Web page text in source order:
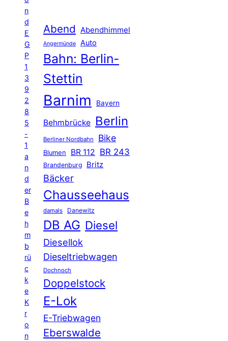
n
d
E
G
P
1
3
9
2
8
5
-
1
a
n
d
er
B
e
h
m
b
rü
c
k
e
K
r
o
n
Abend Abendhimmel
Angermünde Auto
Bahn: Berlin-
Stettin
Barnim Bayern
Behmbrücke Berlin
Berliner Nordbahn Bike
Blumen BR 112 BR 243
Brandenburg Britz
Bäcker
Chausseehaus
damals Danewitz
DB AG Diesel
Diesellok
Dieseltriebwagen
Dochnoch
Doppelstock
E-Lok
E-Triebwagen
Eberswalde